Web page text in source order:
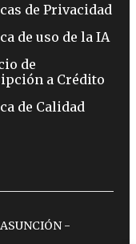
de Privacidad
de uso de la IA
de
a Crédito
de Calidad
-